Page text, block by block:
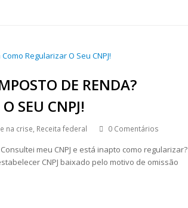
DE RENDA?
SEU CNPJ!
na crise, Receita federal 0 Comentários
meu CNPJ e está inapto como regularizar?
CNPJ baixado pelo motivo de omissão